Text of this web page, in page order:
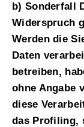
b) Sonderfall
Widerspruch
Werden die
Daten
betreiben,
ohne Angabe
diese
das Profiling,